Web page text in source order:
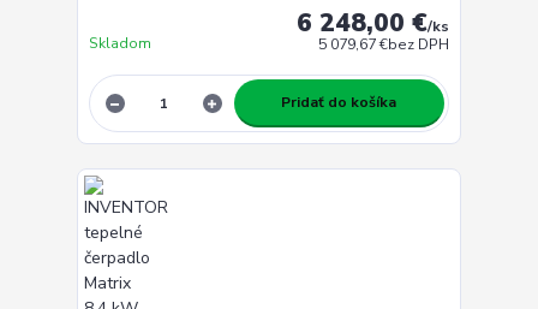
6 248,00 €/ks
5 079,67 €bez DPH
Skladom
Pridať do košíka